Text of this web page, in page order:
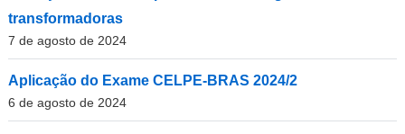
transformadoras
7 de agosto de 2024
Aplicação do Exame CELPE-BRAS 2024/2
6 de agosto de 2024